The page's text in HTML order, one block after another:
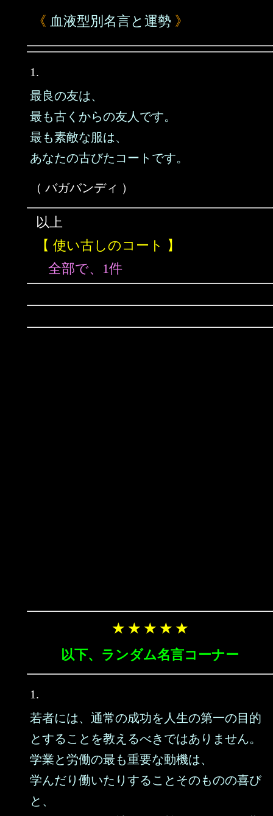
《 血液型別名言と運勢 》
1.
最良の友は、
最も古くからの友人です。
最も素敵な服は、
あなたの古びたコートです。
（ バガバンディ ）
以上
【 使い古しのコート 】
全部で、1件
★ ★ ★ ★ ★
以下、ランダム名言コーナー
1.
若者には、通常の成功を人生の第一の目的
とすることを教えるべきではありません。
学業と労働の最も重要な動機は、
学んだり働いたりすることそのものの喜び
と、